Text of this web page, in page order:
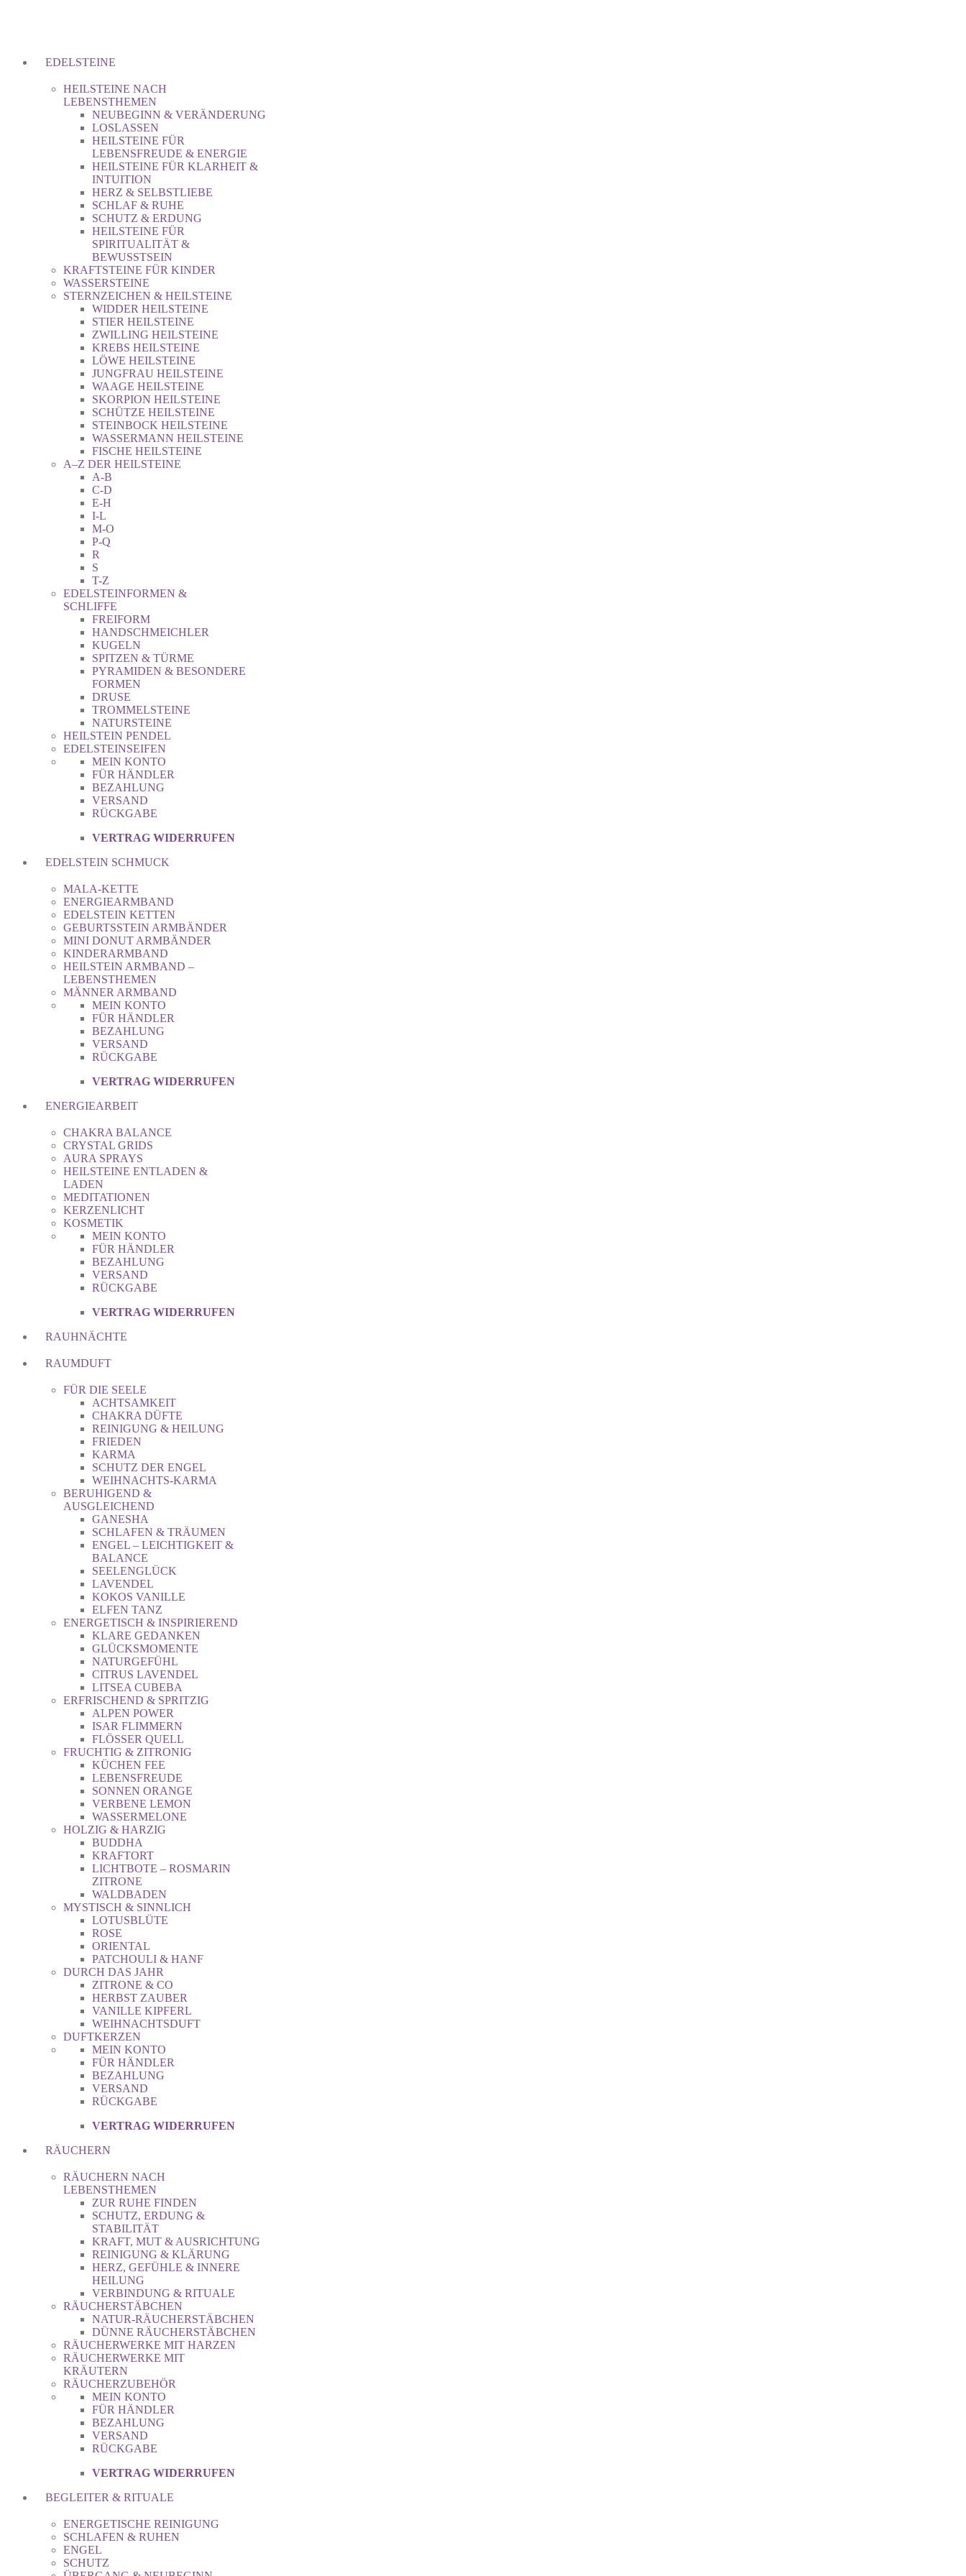
EDELSTEINE
HEILSTEINE NACH
LEBENSTHEMEN
NEUBEGINN & VERÄNDERUNG
LOSLASSEN
HEILSTEINE FÜR
LEBENSFREUDE & ENERGIE
HEILSTEINE FÜR KLARHEIT &
INTUITION
HERZ & SELBSTLIEBE
SCHLAF & RUHE
SCHUTZ & ERDUNG
HEILSTEINE FÜR
SPIRITUALITÄT &
BEWUSSTSEIN
KRAFTSTEINE FÜR KINDER
WASSERSTEINE
STERNZEICHEN & HEILSTEINE
WIDDER HEILSTEINE
STIER HEILSTEINE
ZWILLING HEILSTEINE
KREBS HEILSTEINE
LÖWE HEILSTEINE
JUNGFRAU HEILSTEINE
WAAGE HEILSTEINE
SKORPION HEILSTEINE
SCHÜTZE HEILSTEINE
STEINBOCK HEILSTEINE
WASSERMANN HEILSTEINE
FISCHE HEILSTEINE
A–Z DER HEILSTEINE
A-B
C-D
E-H
I-L
M-O
P-Q
R
S
T-Z
EDELSTEINFORMEN &
SCHLIFFE
FREIFORM
HANDSCHMEICHLER
KUGELN
SPITZEN & TÜRME
PYRAMIDEN & BESONDERE
FORMEN
DRUSE
TROMMELSTEINE
NATURSTEINE
HEILSTEIN PENDEL
EDELSTEINSEIFEN
MEIN KONTO
FÜR HÄNDLER
BEZAHLUNG
VERSAND
RÜCKGABE
VERTRAG WIDERRUFEN
EDELSTEIN SCHMUCK
MALA-KETTE
ENERGIEARMBAND
EDELSTEIN KETTEN
GEBURTSSTEIN ARMBÄNDER
MINI DONUT ARMBÄNDER
KINDERARMBAND
HEILSTEIN ARMBAND –
LEBENSTHEMEN
MÄNNER ARMBAND
MEIN KONTO
FÜR HÄNDLER
BEZAHLUNG
VERSAND
RÜCKGABE
VERTRAG WIDERRUFEN
ENERGIEARBEIT
CHAKRA BALANCE
CRYSTAL GRIDS
AURA SPRAYS
HEILSTEINE ENTLADEN &
LADEN
MEDITATIONEN
KERZENLICHT
KOSMETIK
MEIN KONTO
FÜR HÄNDLER
BEZAHLUNG
VERSAND
RÜCKGABE
VERTRAG WIDERRUFEN
RAUHNÄCHTE
RAUMDUFT
FÜR DIE SEELE
ACHTSAMKEIT
CHAKRA DÜFTE
REINIGUNG & HEILUNG
FRIEDEN
KARMA
SCHUTZ DER ENGEL
WEIHNACHTS-KARMA
BERUHIGEND &
AUSGLEICHEND
GANESHA
SCHLAFEN & TRÄUMEN
ENGEL – LEICHTIGKEIT &
BALANCE
SEELENGLÜCK
LAVENDEL
KOKOS VANILLE
ELFEN TANZ
ENERGETISCH & INSPIRIEREND
KLARE GEDANKEN
GLÜCKSMOMENTE
NATURGEFÜHL
CITRUS LAVENDEL
LITSEA CUBEBA
ERFRISCHEND & SPRITZIG
ALPEN POWER
ISAR FLIMMERN
FLÖSSER QUELL
FRUCHTIG & ZITRONIG
KÜCHEN FEE
LEBENSFREUDE
SONNEN ORANGE
VERBENE LEMON
WASSERMELONE
HOLZIG & HARZIG
BUDDHA
KRAFTORT
LICHTBOTE – ROSMARIN
ZITRONE
WALDBADEN
MYSTISCH & SINNLICH
LOTUSBLÜTE
ROSE
ORIENTAL
PATCHOULI & HANF
DURCH DAS JAHR
ZITRONE & CO
HERBST ZAUBER
VANILLE KIPFERL
WEIHNACHTSDUFT
DUFTKERZEN
MEIN KONTO
FÜR HÄNDLER
BEZAHLUNG
VERSAND
RÜCKGABE
VERTRAG WIDERRUFEN
RÄUCHERN
RÄUCHERN NACH
LEBENSTHEMEN
ZUR RUHE FINDEN
SCHUTZ, ERDUNG &
STABILITÄT
KRAFT, MUT & AUSRICHTUNG
REINIGUNG & KLÄRUNG
HERZ, GEFÜHLE & INNERE
HEILUNG
VERBINDUNG & RITUALE
RÄUCHERSTÄBCHEN
NATUR-RÄUCHERSTÄBCHEN
DÜNNE RÄUCHERSTÄBCHEN
RÄUCHERWERKE MIT HARZEN
RÄUCHERWERKE MIT
KRÄUTERN
RÄUCHERZUBEHÖR
MEIN KONTO
FÜR HÄNDLER
BEZAHLUNG
VERSAND
RÜCKGABE
VERTRAG WIDERRUFEN
BEGLEITER & RITUALE
ENERGETISCHE REINIGUNG
SCHLAFEN & RUHEN
ENGEL
SCHUTZ